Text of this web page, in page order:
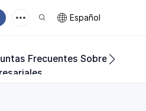
Español
Frecuentes Sobre Los